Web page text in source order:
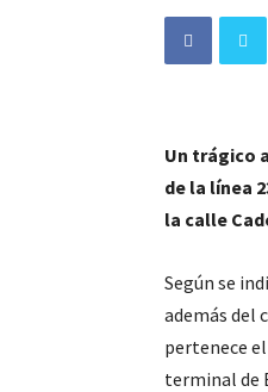
Un trágico
de la línea
la calle
Según se
además del
pertenece
terminal de